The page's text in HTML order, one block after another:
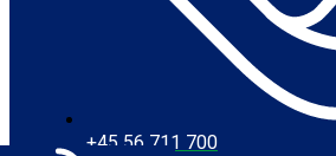
+45 56 711 700